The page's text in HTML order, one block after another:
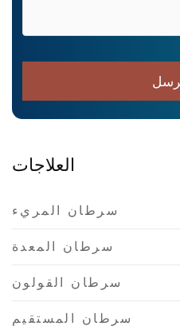
العلاجات
سرطان المريء
سرطان المعدة
سرطان القولون
سرطان المستقيم